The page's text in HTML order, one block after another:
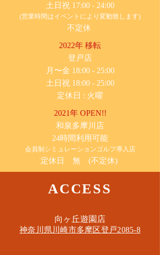
土日祝 17:00 - 24:00
(営業時間はイベントにより変動致します)
不定休
2022年 移転
​登戸店
月〜金 18:00 - 25:00
土日祝 18:00 - 25:00
​定休日 : 火曜
2021年 OPEN!!
​和泉多摩川店
24時間利用可能
​会員制シミュレーションゴルフ導入店
定休日 無 (不定休)
ACCESS
​向ヶ丘遊園店
神奈川県川崎市多摩区​登戸2085-8